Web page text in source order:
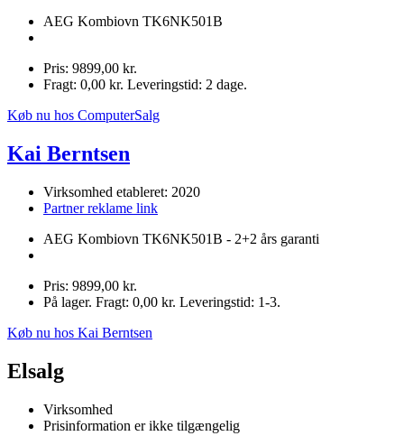
AEG Kombiovn TK6NK501B
Pris: 9899,00 kr.
Fragt: 0,00 kr. Leveringstid: 2 dage.
Køb nu hos ComputerSalg
Kai Berntsen
Virksomhed etableret: 2020
Partner reklame link
AEG Kombiovn TK6NK501B - 2+2 års garanti
Pris: 9899,00 kr.
På lager. Fragt: 0,00 kr. Leveringstid: 1-3.
Køb nu hos Kai Berntsen
Elsalg
Virksomhed
Prisinformation er ikke tilgængelig